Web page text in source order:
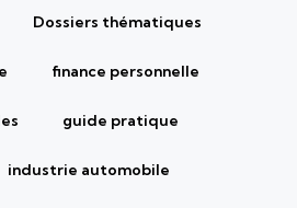
Dossiers thématiques
finance personnelle
guide pratique
industrie automobile